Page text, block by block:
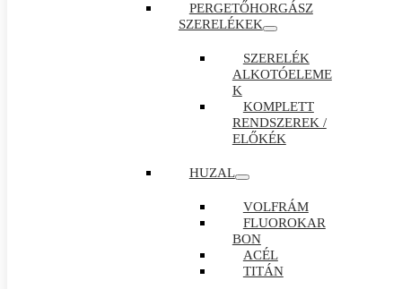
PERGETŐHORGÁSZ
SZERELÉKEK
SZERELÉK
ALKOTÓELEME
K
KOMPLETT
RENDSZEREK /
ELŐKÉK
HUZAL
VOLFRÁM
FLUOROKAR
BON
ACÉL
TITÁN